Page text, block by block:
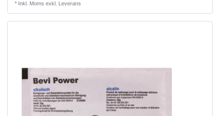
* Inkl. Moms exkl. Leverans